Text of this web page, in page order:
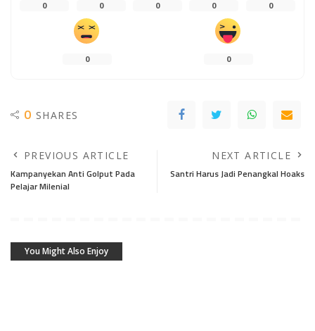
0 0 0 0 0
0 0
0 SHARES
PREVIOUS ARTICLE
Kampanyekan Anti Golput Pada
Pelajar Milenial
NEXT ARTICLE
Santri Harus Jadi Penangkal Hoaks
You Might Also Enjoy